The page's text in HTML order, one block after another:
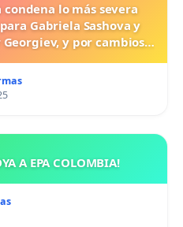
condena lo más severa
Gabriela Sashova y
y por cambios
para los crímenes
contra los animales.
A EPA COLOMBIA!